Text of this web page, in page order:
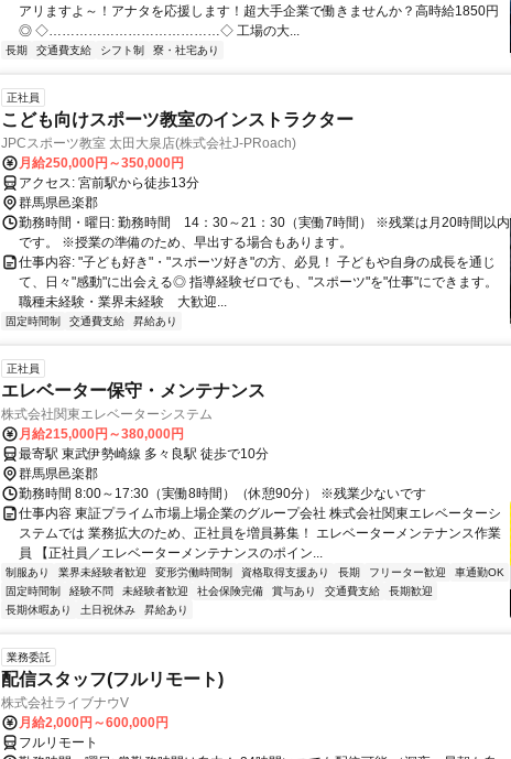
アリますよ～！アナタを応援します！超大手企業で働きませんか？高時給1850円
◎ ◇…………………………………◇ 工場の大...
長期 交通費支給 シフト制 寮・社宅あり
正社員
こども向けスポーツ教室のインストラクター
JPCスポーツ教室 太田大泉店(株式会社J-PRoach)
月給250,000円～350,000円
アクセス: 宮前駅から徒歩13分
群馬県邑楽郡
勤務時間・曜日: 勤務時間 14：30～21：30（実働7時間） ※残業は月20時間以内
です。 ※授業の準備のため、早出する場合もあります。
仕事内容: "子ども好き"・"スポーツ好き"の方、必見！ 子どもや自身の成長を通じ
て、日々"感動"に出会える◎ 指導経験ゼロでも、"スポーツ"を"仕事"にできます。
職種未経験・業界未経験 大歓迎...
固定時間制 交通費支給 昇給あり
正社員
エレベーター保守・メンテナンス
株式会社関東エレベーターシステム
月給215,000円～380,000円
最寄駅 東武伊勢崎線 多々良駅 徒歩で10分
群馬県邑楽郡
勤務時間 8:00～17:30（実働8時間）（休憩90分） ※残業少ないです
仕事内容 東証プライム市場上場企業のグループ会社 株式会社関東エレベーターシ
ステムでは 業務拡大のため、正社員を増員募集！ エレベーターメンテナンス作業
員 【正社員／エレベーターメンテナンスのポイン...
制服あり 業界未経験者歓迎 変形労働時間制 資格取得支援あり 長期 フリーター歓迎
車通勤OK
固定時間制
経験不問 未経験者歓迎 社会保険完備 賞与あり 交通費支給
長期歓迎
長期休暇あり
土日祝休み 昇給あり
業務委託
配信スタッフ(フルリモート)
株式会社ライブナウV
月給2,000円～600,000円
フルリモート